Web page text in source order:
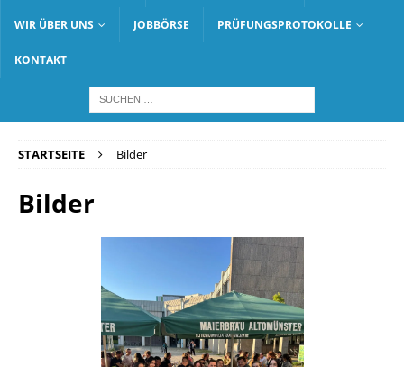
WIR ÜBER UNS JOBBÖRSE PRÜFUNGSPROTOKOLLE
KONTAKT
STARTSEITE Bilder
Bilder